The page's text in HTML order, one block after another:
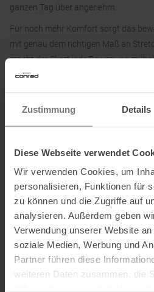
Zustimmung Details
Diese Webseite verwendet
Wir verwenden Cookies, um
personalisieren, Funktionen für
zu können und die Zugriffe auf
analysieren. Außerdem geben
Verwendung unserer Website
soziale Medien, Werbung und
Partner führen diese
weiteren Daten zusammen, die
ganzen Tag über angenehm.
Für noch mehr Komfort sorgt das
mit genau dem richtigen Maß an
macht der Skort jede Bewegung
Kletterpassagen, beim Übersteigen
Der Arcteryx Sonii SL Skort ist ein
du im Sommer nicht verzichten
Material:
Hauptmaterial: 86 % Polyamid, 14 %
Futter: 94 % Polyamid, 6 % Elasthan
Arc'teryx Produkte werden nur in
verkauft. Des Weiteren werden
außerhalb des Europäischen